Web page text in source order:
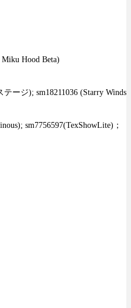
Hood Beta)
ージ); sm18211036 (Starry Winds
sm7756597(TexShowLite)；